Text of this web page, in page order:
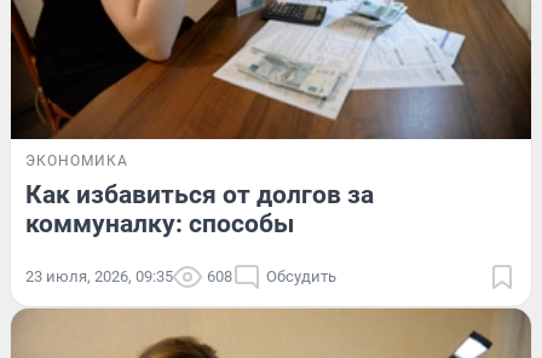
ЭКОНОМИКА
Как избавиться от долгов за
коммуналку: способы
23 июля, 2026, 09:35 608 Обсудить